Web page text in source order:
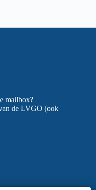
mailbox?
de LVGO (ook